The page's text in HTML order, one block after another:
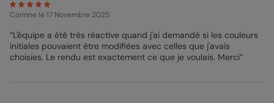
où ajouter une jolie image d’échographie. Grâce à cela, soyez
sûr de provoquer une grande émotion chez votre proche. Au
dos de votre carte, retrouvez également une grande zone de
texte où glisser votre beau message. Indiquez le mois où devrait
naître votre enfant et écrivez un beau message personnalisé à
l’attention du futur tonton. Grâce au studio de personnalisation,
Corinne le 17 Novembre 2025
“L'équipe a été très réactive quand j'ai demandé si les couleurs
initiales pouvaient être modifiées avec celles que j'avais
choisies. Le rendu est exactement ce que je voulais. Merci”